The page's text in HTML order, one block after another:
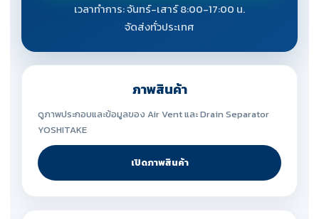
เวลาทำการ: จันทร์-เสาร์ 8:00-17:00 น.
จัดส่งทั่วประเทศ
ภาพสินค้า
ดูภาพประกอบและข้อมูลของ Air Vent และ Drain Separator
YOSHITAKE
เปิดภาพสินค้า